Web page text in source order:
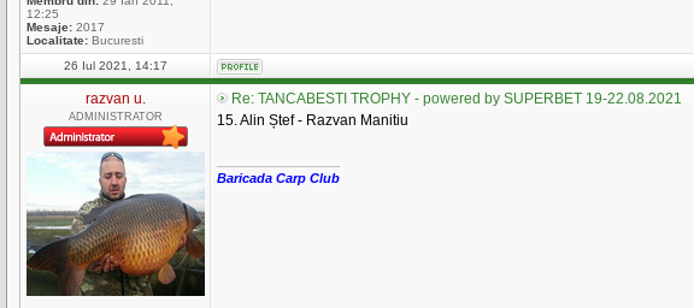
12:25
Mesaje: 2017
Localitate: Bucuresti
26 Iul 2021, 14:17
razvan u.
ADMINISTRATOR
Re: TANCABESTI TROPHY - powered by SUPERBET 19-22.08.2021
15. Alin Ștef - Razvan Manitiu
Baricada Carp Club